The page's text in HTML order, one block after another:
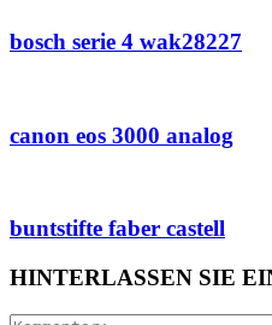
bosch serie 4 wak28227
canon eos 3000 analog
buntstifte faber castell
HINTERLASSEN SIE